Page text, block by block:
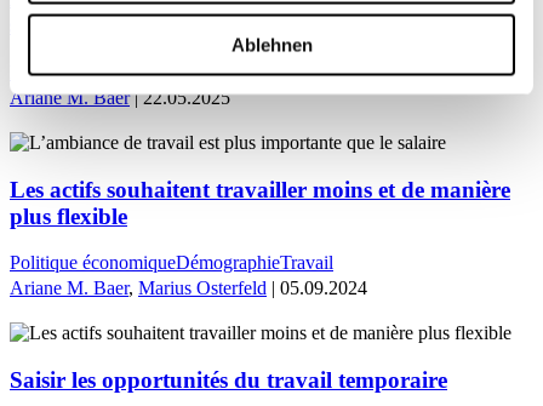
Ablehnen
salaire
Politique économiqueEntrepriseTravail
Ariane M. Baer| 22.05.2025
Les actifs souhaitent travailler moins et de manière
plus flexible
Politique économiqueDémographieTravail
Ariane M. Baer, Marius Osterfeld | 05.09.2024
Saisir les opportunités du travail temporaire